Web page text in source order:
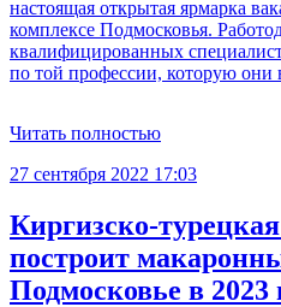
настоящая открытая ярмарка
комплексе Подмосковья.
квалифицированных
по той профессии, которую они
Читать полностью
27 сентября 2022 17:03
Киргизско-
построит
Подмосковье в 2023